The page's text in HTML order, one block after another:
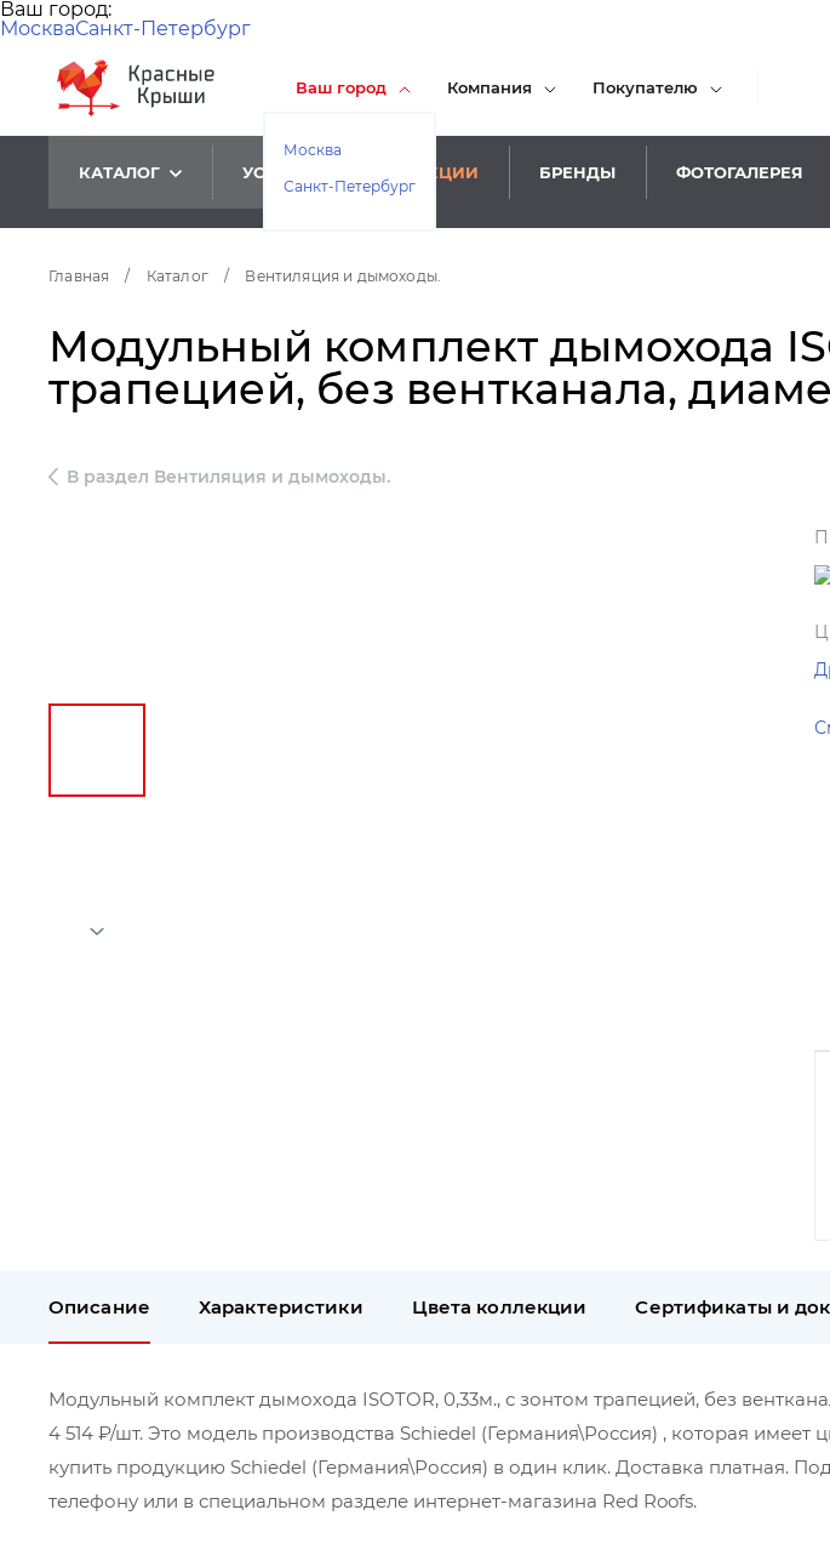
Ваш город:
МоскваСанкт-Петербург
Ваш город
Москва
Санкт-Петербург
Компания Покупателю
КАТАЛОГ УСЛУГИ АКЦИИ БРЕНДЫ ФОТОГАЛЕРЕЯ
Главная / Каталог / Вентиляция и дымоходы.
Модульный комплект дымохода
трапецией, без вентканала,
В раздел Вентиляция и дымоходы.
Описание Характеристики Цвета коллекции Сертификаты и
Модульный комплект дымохода ISOTOR, 0,33м., с зонтом трапецией, без
4 514 ₽/шт. Это модель производства Schiedel (Германия\Россия) , которая
купить продукцию Schiedel (Германия\Россия) в один клик. Доставка платная.
телефону или в специальном разделе интернет-магазина Red Roofs.